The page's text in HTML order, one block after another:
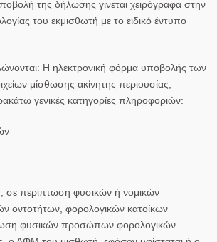
της δήλωσης γίνεται χειρόγραφα στην
του εκμισθωτή με το ειδικό έντυπο
Η ηλεκτρονική φόρμα υποβολής των
μίσθωσης ακίνητης περιουσίας,
γενικές κατηγορίες πληροφοριών:
περίπτωση φυσικών ή νομικών
οντοτήτων, φορολογικών κατοίκων
φυσικών προσώπων φορολογικών